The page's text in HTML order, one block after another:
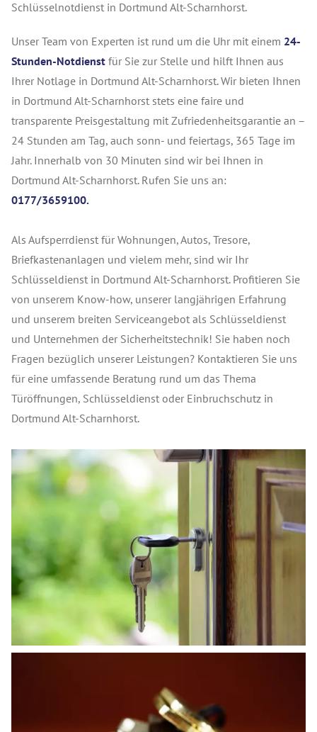
Schlüsselnotdienst in Dortmund Alt-Scharnhorst.
Unser Team von Experten ist rund um die Uhr mit einem 24-
Stunden-Notdienst für Sie zur Stelle und hilft Ihnen aus
Ihrer Notlage in Dortmund Alt-Scharnhorst. Wir bieten Ihnen
in Dortmund Alt-Scharnhorst stets eine faire und
transparente Preisgestaltung mit Zufriedenheitsgarantie an –
24 Stunden am Tag, auch sonn- und feiertags, 365 Tage im
Jahr. Innerhalb von 30 Minuten sind wir bei Ihnen in
Dortmund Alt-Scharnhorst. Rufen Sie uns an:
0177/3659100.
Als Aufsperrdienst für Wohnungen, Autos, Tresore,
Briefkastenanlagen und vielem mehr, sind wir Ihr
Schlüsseldienst in Dortmund Alt-Scharnhorst. Profitieren Sie
von unserem Know-how, unserer langjährigen Erfahrung
und unserem breiten Serviceangebot als Schlüsseldienst
und Unternehmen der Sicherheitstechnik! Sie haben noch
Fragen bezüglich unserer Leistungen? Kontaktieren Sie uns
für eine umfassende Beratung rund um das Thema
Türöffnungen, Schlüsseldienst oder Einbruchschutz in
Dortmund Alt-Scharnhorst.